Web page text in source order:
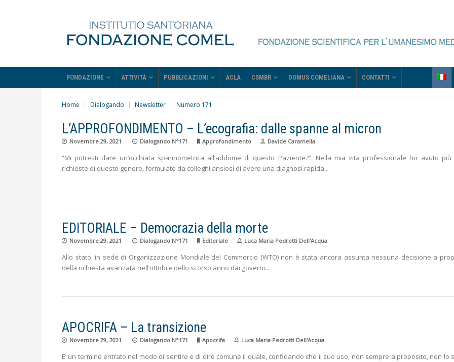
FONDAZIONE ATTIVITÀ PUBBLICAZIONI ACLA CSMBR DOMUS COMELIANA CONTATTI
Home Dialogando Newsletter Numero 171
L’APPROFONDIMENTO – L’ecografia: dalle spanne al micron
Novembre 29, 2021 Dialogando N°171 Approfondimento Davide Caramella
“Mi potresti dare un’occhiata spannometrica all’addome di questo Paziente?”. Nella mia vita professionale ho avuto più
richieste di questo genere, formulate da colleghi ansiosi di avere una diagnosi rapida
EDITORIALE – Democrazia della morte
Novembre 29, 2021 Dialogando N°171 Editoriale Luca Maria Pedrotti Dell'Acqua
Allo stato, in sede di Organizzazione Mondiale del Commercio (WTO) non è stata ancora assunta nessuna decisione a
della richiesta avanzata nell’ottobre dello scorso anno dai governi
APOCRIFA – La transizione
Novembre 29, 2021 Dialogando N°171 Apocrifa Luca Maria Pedrotti Dell'Acqua
E’ un termine entrato nel modo di sentire e di dire comune il quale, confidando che il suo uso, non sempre a proposito, non lo